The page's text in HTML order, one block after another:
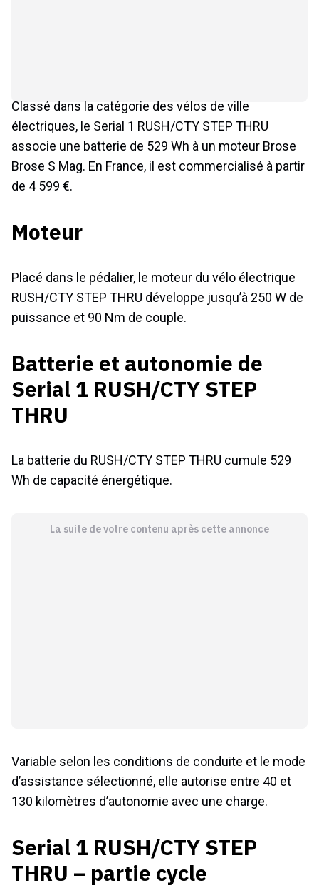
Classé dans la catégorie des vélos de ville
électriques, le Serial 1 RUSH/CTY STEP THRU
associe une batterie de 529 Wh à un moteur Brose
Brose S Mag. En France, il est commercialisé à partir
de 4 599 €.
Moteur
Placé dans le pédalier, le moteur du vélo électrique
RUSH/CTY STEP THRU développe jusqu’à 250 W de
puissance et 90 Nm de couple.
Batterie et autonomie de
Serial 1 RUSH/CTY STEP
THRU
La batterie du RUSH/CTY STEP THRU cumule 529
Wh de capacité énergétique.
La suite de votre contenu après cette annonce
Variable selon les conditions de conduite et le mode
d’assistance sélectionné, elle autorise entre 40 et
130 kilomètres d’autonomie avec une charge.
Serial 1 RUSH/CTY STEP
THRU – partie cycle